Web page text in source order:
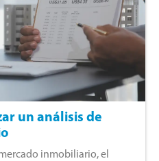
un análisis de
inmobiliario, el